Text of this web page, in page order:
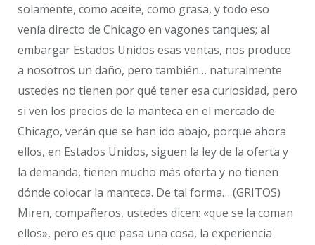
solamente, como aceite, como grasa, y todo eso
venía directo de Chicago en vagones tanques; al
embargar Estados Unidos esas ventas, nos produce
a nosotros un daño, pero también… naturalmente
ustedes no tienen por qué tener esa curiosidad, pero
si ven los precios de la manteca en el mercado de
Chicago, verán que se han ido abajo, porque ahora
ellos, en Estados Unidos, siguen la ley de la oferta y
la demanda, tienen mucho más oferta y no tienen
dónde colocar la manteca. De tal forma… (GRITOS)
Miren, compañeros, ustedes dicen: «que se la coman
ellos», pero es que pasa una cosa, la experiencia